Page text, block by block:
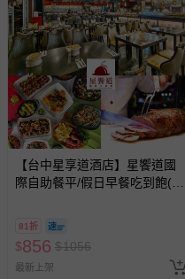
【台中星享道酒店】星饗道國
際自助餐平/假日早餐吃到飽(2
81折
$856 $1056
最新上架